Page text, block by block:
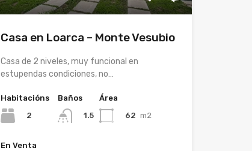
Casa en Loarca – Monte Vesubio
Casa de 2 niveles, muy funcional en
estupendas condiciones, no…
Habitacións
2
Baños
1.5
Área
62 m2
En Venta